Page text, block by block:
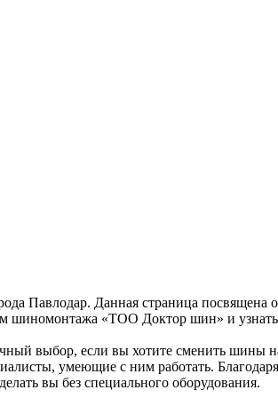
Павлодар. Данная страница посвящена
шиномонтажа «ТОО Доктор шин» и узнать
выбор, если вы хотите сменить шины на
умеющие с ним работать.
вы без специального оборудования.